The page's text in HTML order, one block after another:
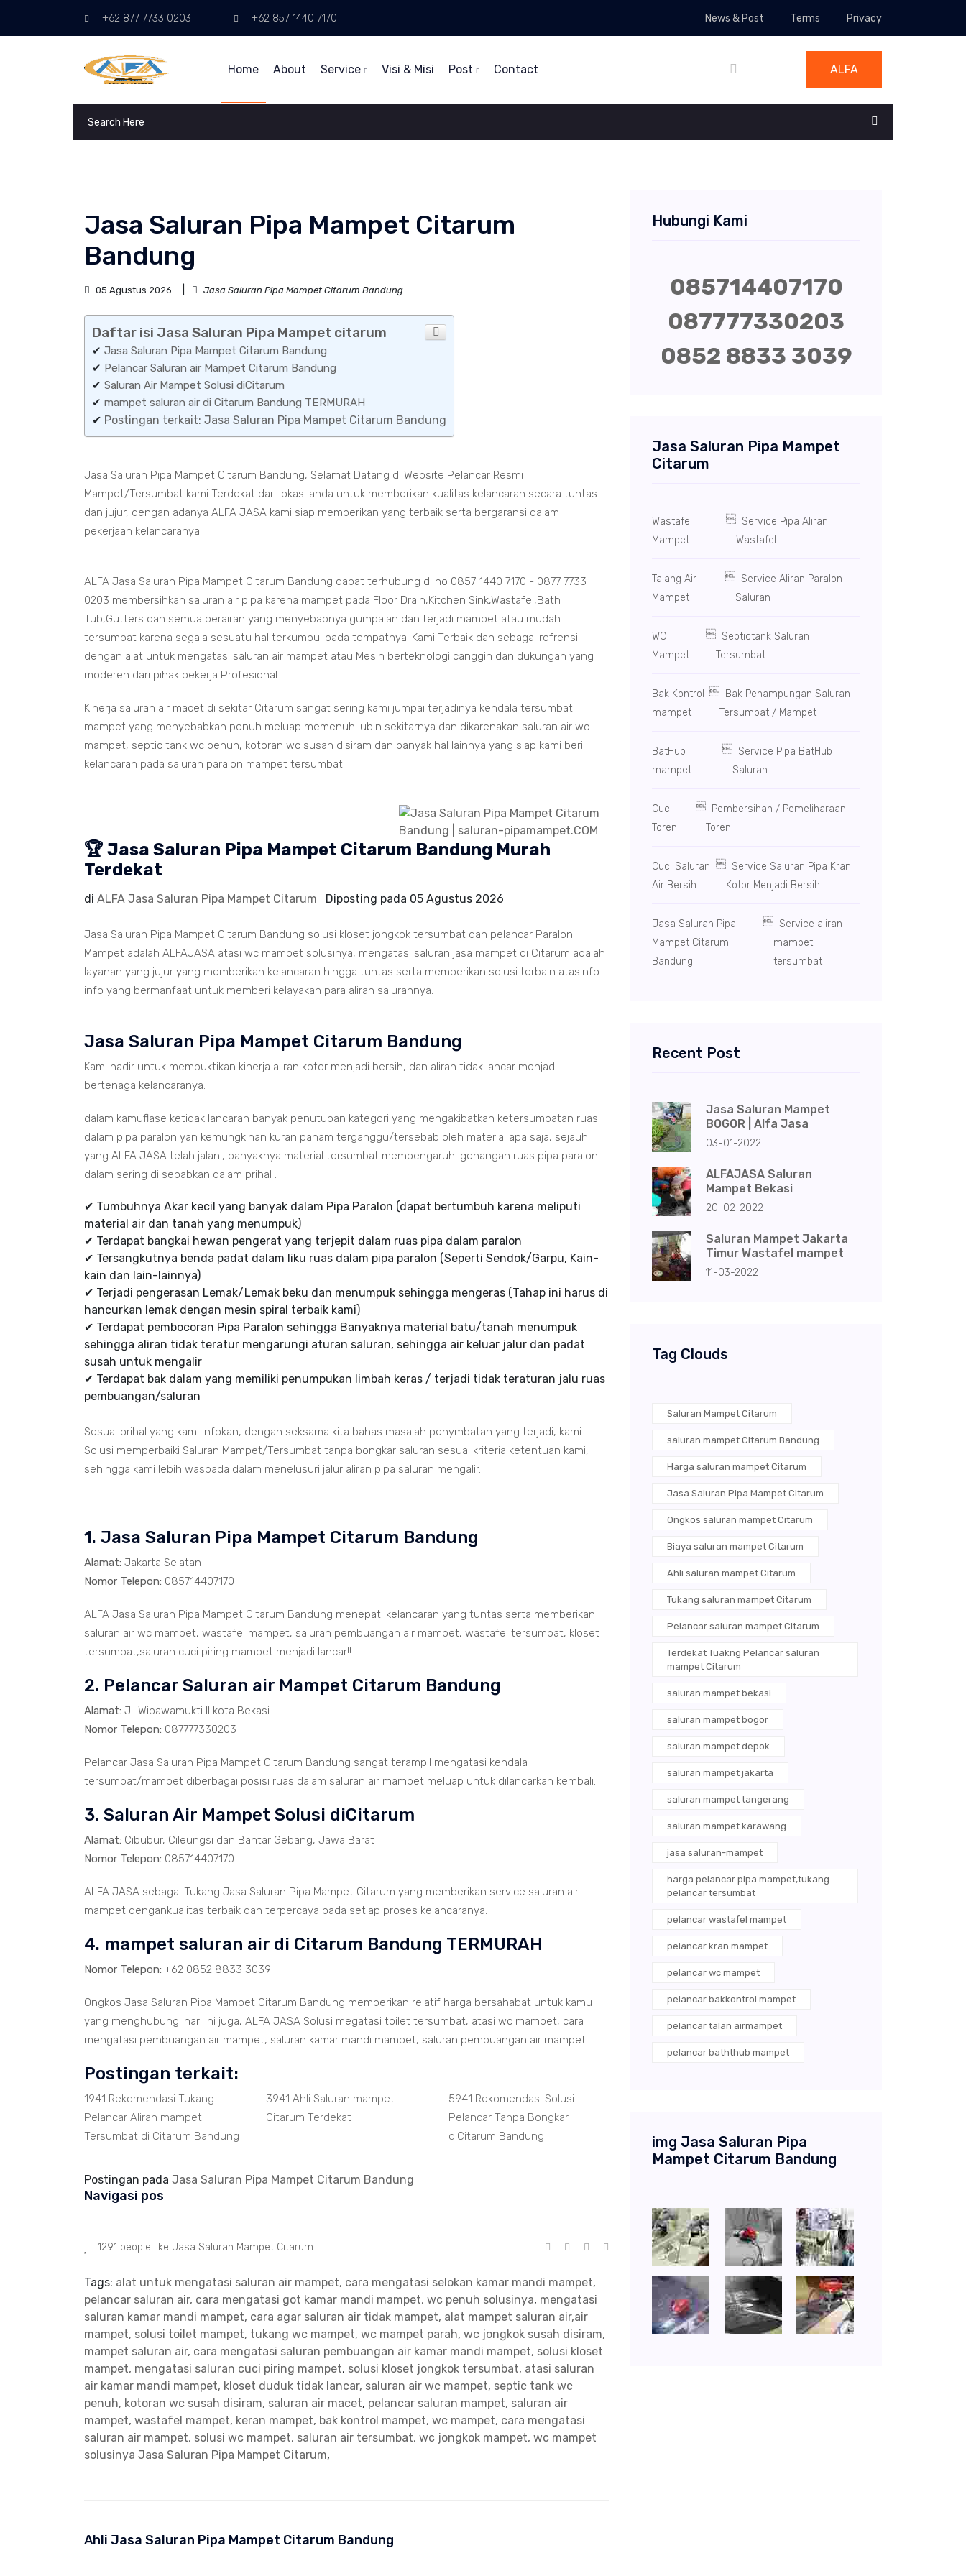
+62 877 7733 0203 +62 857 1440 7170 News & Post Terms Privacy
Home About Service Visi & Misi Post Contact ALFA
Jasa Saluran Pipa Mampet Citarum
Bandung
05 Agustus 2026 Jasa Saluran Pipa Mampet Citarum Bandung
Daftar isi Jasa Saluran Pipa Mampet citarum
✔ Jasa Saluran Pipa Mampet Citarum Bandung
✔ Pelancar Saluran air Mampet Citarum Bandung
✔ Saluran Air Mampet Solusi diCitarum
✔ mampet saluran air di Citarum Bandung TERMURAH
✔ Postingan terkait: Jasa Saluran Pipa Mampet Citarum Bandung
Jasa Saluran Pipa Mampet Citarum Bandung, Selamat Datang di Website Pelancar Resmi
Mampet/Tersumbat kami Terdekat dari lokasi anda untuk memberikan kualitas kelancaran secara tuntas
dan jujur, dengan adanya ALFA JASA kami siap memberikan yang terbaik serta bergaransi dalam
pekerjaan kelancaranya.
ALFA Jasa Saluran Pipa Mampet Citarum Bandung dapat terhubung di no 0857 1440 7170 - 0877 7733
0203 membersihkan saluran air pipa karena mampet pada Floor Drain,Kitchen Sink,Wastafel,Bath
Tub,Gutters dan semua perairan yang menyebabnya gumpalan dan terjadi mampet atau mudah
tersumbat karena segala sesuatu hal terkumpul pada tempatnya. Kami Terbaik dan sebagai refrensi
dengan alat untuk mengatasi saluran air mampet atau Mesin berteknologi canggih dan dukungan yang
moderen dari pihak pekerja Profesional.
Kinerja saluran air macet di sekitar Citarum sangat sering kami jumpai terjadinya kendala tersumbat
mampet yang menyebabkan penuh meluap memenuhi ubin sekitarnya dan dikarenakan saluran air wc
mampet, septic tank wc penuh, kotoran wc susah disiram dan banyak hal lainnya yang siap kami beri
kelancaran pada saluran paralon mampet tersumbat.
🏆 Jasa Saluran Pipa Mampet Citarum Bandung Murah
Terdekat
di ALFA Jasa Saluran Pipa Mampet Citarum Diposting pada 05 Agustus 2026
Jasa Saluran Pipa Mampet Citarum Bandung solusi kloset jongkok tersumbat dan pelancar Paralon
Mampet adalah ALFAJASA atasi wc mampet solusinya, mengatasi saluran jasa mampet di Citarum adalah
layanan yang jujur yang memberikan kelancaran hingga tuntas serta memberikan solusi terbain atasinfo-
info yang bermanfaat untuk memberi kelayakan para aliran salurannya.
Jasa Saluran Pipa Mampet Citarum Bandung
Kami hadir untuk membuktikan kinerja aliran kotor menjadi bersih, dan aliran tidak lancar menjadi
bertenaga kelancaranya.
dalam kamuflase ketidak lancaran banyak penutupan kategori yang mengakibatkan ketersumbatan ruas
dalam pipa paralon yan kemungkinan kuran paham terganggu/tersebab oleh material apa saja, sejauh
yang ALFA JASA telah jalani, banyaknya material tersumbat mempengaruhi genangan ruas pipa paralon
dalam sering di sebabkan dalam prihal :
✔ Tumbuhnya Akar kecil yang banyak dalam Pipa Paralon (dapat bertumbuh karena meliputi
material air dan tanah yang menumpuk)
✔ Terdapat bangkai hewan pengerat yang terjepit dalam ruas pipa dalam paralon
✔ Tersangkutnya benda padat dalam liku ruas dalam pipa paralon (Seperti Sendok/Garpu, Kain-
kain dan lain-lainnya)
✔ Terjadi pengerasan Lemak/Lemak beku dan menumpuk sehingga mengeras (Tahap ini harus di
hancurkan lemak dengan mesin spiral terbaik kami)
✔ Terdapat pembocoran Pipa Paralon sehingga Banyaknya material batu/tanah menumpuk
sehingga aliran tidak teratur mengarungi aturan saluran, sehingga air keluar jalur dan padat
susah untuk mengalir
✔ Terdapat bak dalam yang memiliki penumpukan limbah keras / terjadi tidak teraturan jalu ruas
pembuangan/saluran
Sesuai prihal yang kami infokan, dengan seksama kita bahas masalah penymbatan yang terjadi, kami
Solusi memperbaiki Saluran Mampet/Tersumbat tanpa bongkar saluran sesuai kriteria ketentuan kami,
sehingga kami lebih waspada dalam menelusuri jalur aliran pipa saluran mengalir.
1. Jasa Saluran Pipa Mampet Citarum Bandung
Alamat: Jakarta Selatan
Nomor Telepon: 085714407170
ALFA Jasa Saluran Pipa Mampet Citarum Bandung menepati kelancaran yang tuntas serta memberikan
saluran air wc mampet, wastafel mampet, saluran pembuangan air mampet, wastafel tersumbat, kloset
tersumbat,saluran cuci piring mampet menjadi lancar!!.
2. Pelancar Saluran air Mampet Citarum Bandung
Alamat: Jl. Wibawamukti II kota Bekasi
Nomor Telepon: 087777330203
Pelancar Jasa Saluran Pipa Mampet Citarum Bandung sangat terampil mengatasi kendala
tersumbat/mampet diberbagai posisi ruas dalam saluran air mampet meluap untuk dilancarkan kembali...
3. Saluran Air Mampet Solusi diCitarum
Alamat: Cibubur, Cileungsi dan Bantar Gebang, Jawa Barat
Nomor Telepon: 085714407170
ALFA JASA sebagai Tukang Jasa Saluran Pipa Mampet Citarum yang memberikan service saluran air
mampet dengankualitas terbaik dan terpercaya pada setiap proses kelancaranya.
4. mampet saluran air di Citarum Bandung TERMURAH
Nomor Telepon: +62 0852 8833 3039
Ongkos Jasa Saluran Pipa Mampet Citarum Bandung memberikan relatif harga bersahabat untuk kamu
yang menghubungi hari ini juga, ALFA JASA Solusi megatasi toilet tersumbat, atasi wc mampet, cara
mengatasi pembuangan air mampet, saluran kamar mandi mampet, saluran pembuangan air mampet.
Postingan terkait:
1941 Rekomendasi Tukang
Pelancar Aliran mampet
Tersumbat di Citarum Bandung
3941 Ahli Saluran mampet
Citarum Terdekat
5941 Rekomendasi Solusi
Pelancar Tanpa Bongkar
diCitarum Bandung
Postingan pada Jasa Saluran Pipa Mampet Citarum Bandung
Navigasi pos
1291 people like Jasa Saluran Mampet Citarum
Tags: alat untuk mengatasi saluran air mampet, cara mengatasi selokan kamar mandi mampet,
pelancar saluran air, cara mengatasi got kamar mandi mampet, wc penuh solusinya, mengatasi
saluran kamar mandi mampet, cara agar saluran air tidak mampet, alat mampet saluran air,air
mampet, solusi toilet mampet, tukang wc mampet, wc mampet parah, wc jongkok susah disiram,
mampet saluran air, cara mengatasi saluran pembuangan air kamar mandi mampet, solusi kloset
mampet, mengatasi saluran cuci piring mampet, solusi kloset jongkok tersumbat, atasi saluran
air kamar mandi mampet, kloset duduk tidak lancar, saluran air wc mampet, septic tank wc
penuh, kotoran wc susah disiram, saluran air macet, pelancar saluran mampet, saluran air
mampet, wastafel mampet, keran mampet, bak kontrol mampet, wc mampet, cara mengatasi
saluran air mampet, solusi wc mampet, saluran air tersumbat, wc jongkok mampet, wc mampet
solusinya Jasa Saluran Pipa Mampet Citarum,
Ahli Jasa Saluran Pipa Mampet Citarum Bandung
Hubungi Kami
085714407170
087777330203
0852 8833 3039
Jasa Saluran Pipa Mampet
Citarum
Wastafel
Mampet
 Service Pipa Aliran
Wastafel
Talang Air
Mampet
Service Aliran Paralon
Saluran
WC
Mampet
 Septictank Saluran
Tersumbat
Bak Kontrol
mampet
 Bak Penampungan Saluran
Tersumbat / Mampet
BatHub
mampet
 Service Pipa BatHub
Saluran
Cuci
Toren
 Pembersihan / Pemeliharaan
Toren
Cuci Saluran
Air Bersih
Service Saluran Pipa Kran
Kotor Menjadi Bersih
Jasa Saluran Pipa
Mampet Citarum
Bandung
Service aliran
mampet
tersumbat
Recent Post
Jasa Saluran Mampet
BOGOR | Alfa Jasa
03-01-2022
ALFAJASA Saluran
Mampet Bekasi
20-02-2022
Saluran Mampet Jakarta
Timur Wastafel mampet
11-03-2022
Tag Clouds
Saluran Mampet Citarum
saluran mampet Citarum Bandung
Harga saluran mampet Citarum
Jasa Saluran Pipa Mampet Citarum
Ongkos saluran mampet Citarum
Biaya saluran mampet Citarum
Ahli saluran mampet Citarum
Tukang saluran mampet Citarum
Pelancar saluran mampet Citarum
Terdekat Tuakng Pelancar saluran
mampet Citarum
saluran mampet bekasi
saluran mampet bogor
saluran mampet depok
saluran mampet jakarta
saluran mampet tangerang
saluran mampet karawang
jasa saluran-mampet
harga pelancar pipa mampet,tukang
pelancar tersumbat
pelancar wastafel mampet
pelancar kran mampet
pelancar wc mampet
pelancar bakkontrol mampet
pelancar talan airmampet
pelancar baththub mampet
img Jasa Saluran Pipa
Mampet Citarum Bandung